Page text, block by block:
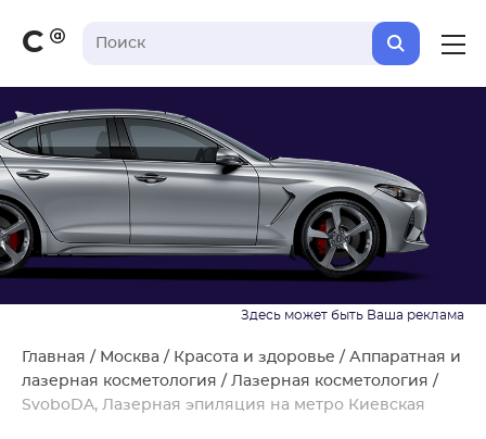
С
Главная / Москва / Красота и здоровье / Аппаратная и
лазерная косметология / Лазерная косметология /
SvoboDA, Лазерная эпиляция на метро Киевская